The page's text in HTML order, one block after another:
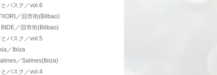
バスク／vol.6
／旧市街(Bilbao)
BIDE／旧市街(Bilbao)
バスク／vol.5
／Ibiza
／Salines(Ibiza)
バスク／vol.4